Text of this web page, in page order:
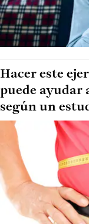
Hacer este
puede ayudar
según un